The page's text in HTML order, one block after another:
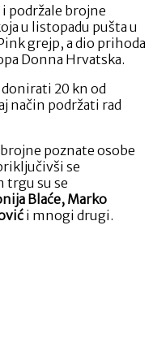
podržale brojne
u listopadu pušta u
grejp, a dio prihoda
Donna Hrvatska.
20 kn od
način podržati rad
poznate osobe
se
trgu su se
Blaće, Marko
i mnogi drugi.